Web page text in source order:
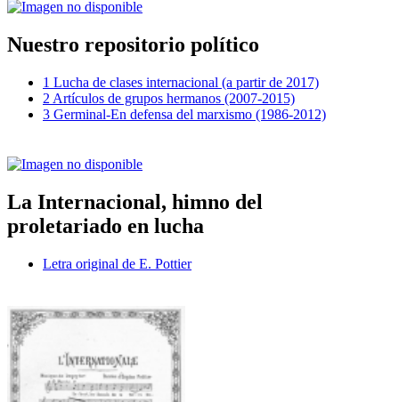
Nuestro repositorio político
1 Lucha de clases internacional (a partir de 2017)
2 Artículos de grupos hermanos (2007-2015)
3 Germinal-En defensa del marxismo (1986-2012)
La Internacional, himno del
proletariado en lucha
Letra original de E. Pottier